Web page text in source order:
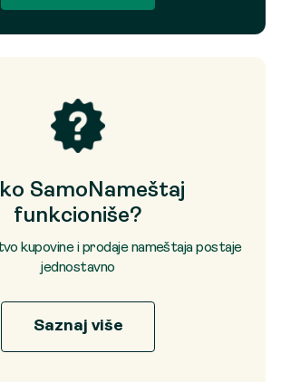
SamoNameštaj
funkcioniše?
kupovine i prodaje nameštaja postaje
jednostavno
Saznaj više